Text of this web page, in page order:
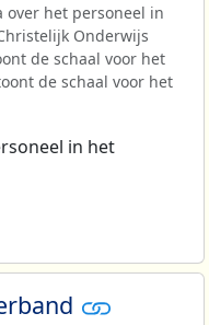
over het personeel in
Onderwijs
de schaal voor het
de schaal voor het
in het